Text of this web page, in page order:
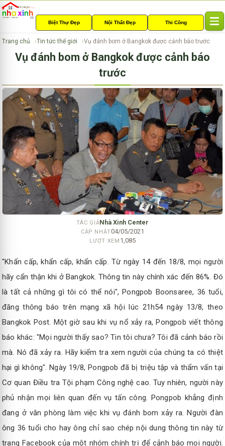
Biệt Thự Đẹp Nội Thất Đẹp Thi Công
g
g
n
a
v
i
a
t
i
o
n
Trang chủ Tin tức thế giới Vụ đánh bom ở Bangkok được cảnh báo trước
Vụ đánh bom ở Bangkok được cảnh báo
trước
TÁC GIẢNhà Xinh Center
CẬP NHẬT04/05/2021
LƯỢT XEM 1,085
"Khẩn cấp, khẩn cấp, khẩn cấp. Từ ngày 14 đến 18/8, mọi người
hãy cẩn thận khi ở Bangkok. Thông tin này chính xác đến 86%. Đó
là tất cả những gì tôi có thể nói", Pongpob Boonsaree, 36 tuổi,
đăng thông báo trên mạng xã hội lúc 21h54 ngày 13/8, theo
Bangkok Post. Một giờ sau khi vụ nổ xảy ra, Pongpob viết thông
báo khác: "Mọi người thấy sao? Tin tôi chưa? Tôi đã cảnh báo rồi
mà. Nó đã xảy ra. Hãy kiểm tra xem người của chúng ta có thiệt
hại gì không". Ngày 19/8, Pongpob đã bị triệu tập và thẩm vấn tại
Cơ quan Điều tra Tội phạm Công nghệ cao. Tuy nhiên, người này
phủ nhận mọi liên quan đến vụ tấn công. Pongpob khẳng định
đang ở văn phòng làm việc khi vụ đánh bom xảy ra. Người đàn
ông 36 tuổi cho hay ông chỉ sao chép nội dung thông tin này từ
trang Facebook của một nhóm chính trị để cảnh báo mọi người.